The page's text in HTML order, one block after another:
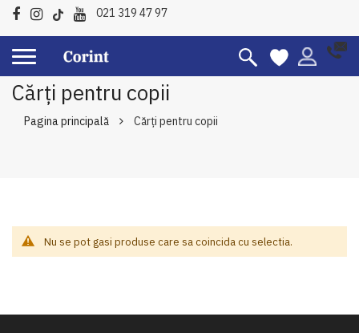
021 319 47 97
Cărți pentru copii
Pagina principală Cărți pentru copii
Nu se pot gasi produse care sa coincida cu selectia.